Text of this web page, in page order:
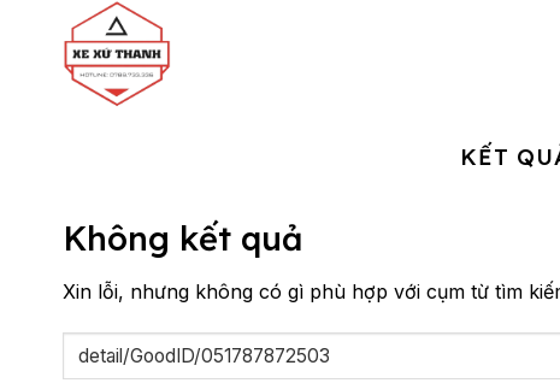
KẾT
Không kết quả
Xin lỗi, nhưng không có gì phù hợp với cụm từ tìm